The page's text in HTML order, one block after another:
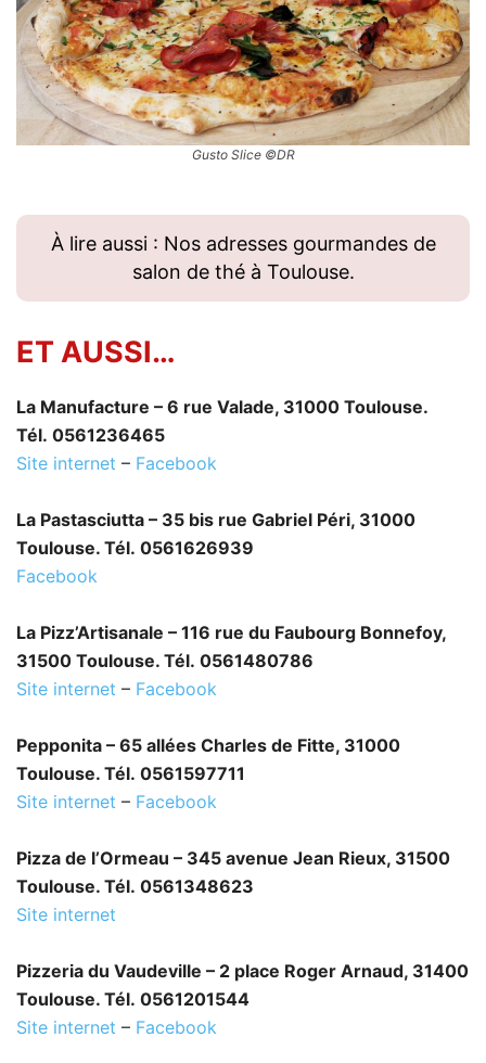
Gusto Slice ©DR
À lire aussi : Nos adresses gourmandes de
salon de thé à Toulouse.
ET AUSSI…
La Manufacture – 6 rue Valade, 31000 Toulouse.
Tél. 0561236465
Site internet – Facebook
La Pastasciutta – 35 bis rue Gabriel Péri, 31000
Toulouse. Tél. 0561626939
Facebook
La Pizz’Artisanale – 116 rue du Faubourg Bonnefoy,
31500 Toulouse. Tél. 0561480786
Site internet – Facebook
Pepponita – 65 allées Charles de Fitte, 31000
Toulouse. Tél. 0561597711
Site internet – Facebook
Pizza de l’Ormeau – 345 avenue Jean Rieux, 31500
Toulouse. Tél. 0561348623
Site internet
Pizzeria du Vaudeville – 2 place Roger Arnaud, 31400
Toulouse. Tél. 0561201544
Site internet – Facebook